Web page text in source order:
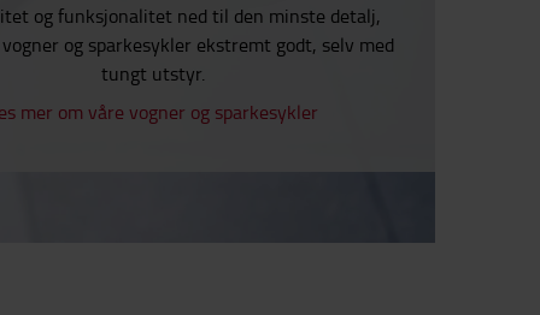
og funksjonalitet ned til den minste detalj,
og sparkesykler ekstremt godt, selv med
tungt utstyr.
mer om våre vogner og sparkesykler